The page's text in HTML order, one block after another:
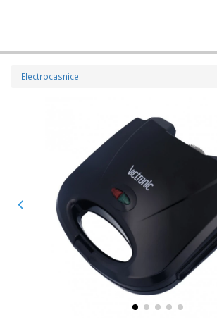
Electrocasnice